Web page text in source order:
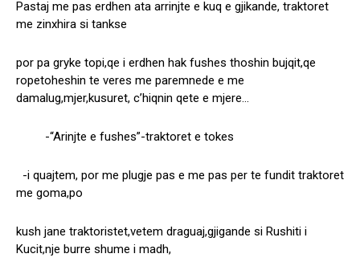
Pastaj me pas erdhen ata arrinjte e kuq e gjikande, traktoret
me zinxhira si tankse
por pa gryke topi,qe i erdhen hak fushes thoshin bujqit,qe
ropetoheshin te veres me paremnede e me
damalug,mjer,kusuret, c’hiqnin qete e mjere…
-“Arinjte e fushes”-traktoret e tokes
-i quajtem, por me plugje pas e me pas per te fundit traktoret
me goma,po
kush jane traktoristet,vetem draguaj,gjigande si Rushiti i
Kucit,nje burre shume i madh,